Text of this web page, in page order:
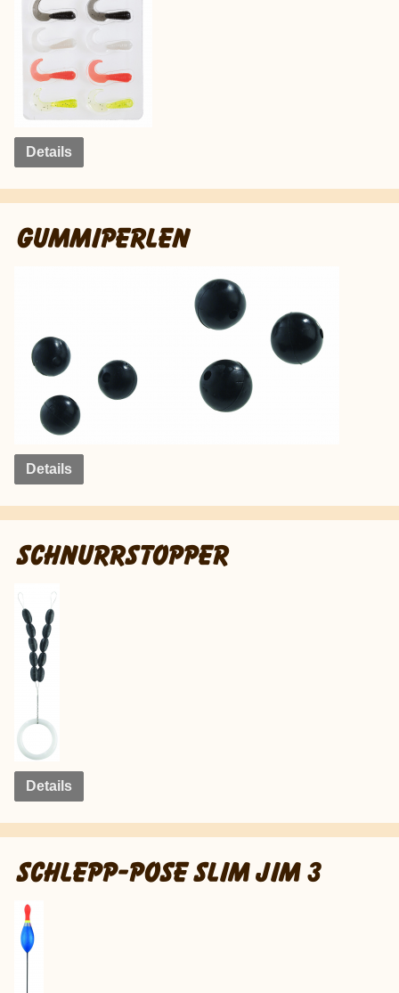
Details
GUMMIPERLEN
Details
SCHNURRSTOPPER
Details
SCHLEPP-POSE SLIM JIM 3